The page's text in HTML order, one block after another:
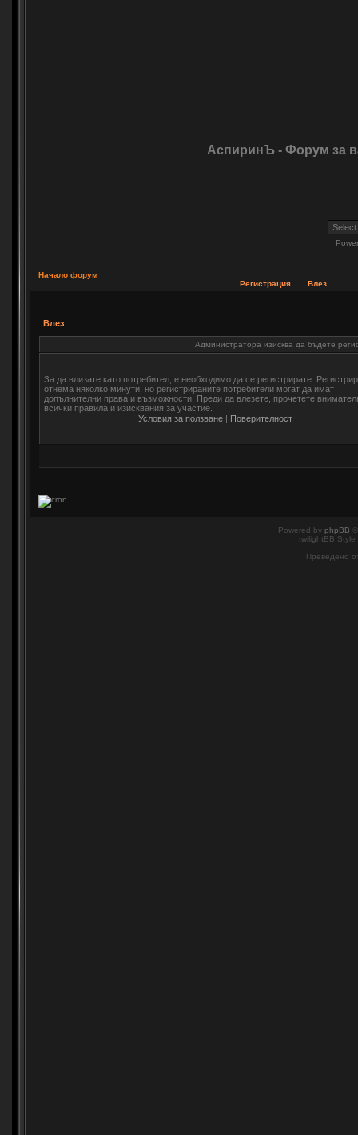
АспиринЪ - Форум за
Начало форум
Регистрация
Влез
Влез
Администратора изисква да бъдете
За да влизате като потребител, е необходимо да се регистрирате.
отнема няколко минути, но регистрираните потребители могат да имат
допълнителни права и възможности. Преди да влезете, прочетете
всички правила и изисквания за участие.
Условия за ползване | Поверителност
Powered by phpBB
twilightBB
Преведено